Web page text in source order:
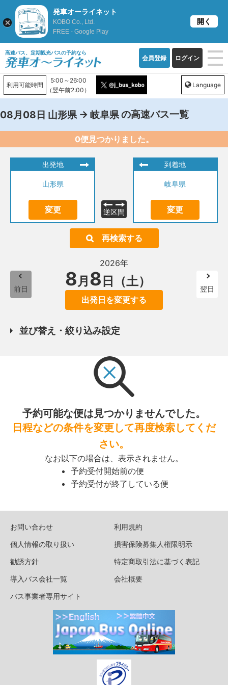
高速バス、定期観光バスの予約なら
会員登録 ログイン
利用可能時間
5:00～26:00
（翌午前2:00）
Language
08月08日 山形県 → 岐阜県の高速バス一覧
0便見つかりました。
出発地
山形県
変更 逆区間
到着地
岐阜県
変更
再検索する
前日
2026年
8月 8 日（土）
出発日を変更する
翌日
並び替え・絞り込み設定
予約可能な便は見つかりませんでした。
日程などの条件を変更して再度検索してくだ
さい。
なお以下の場合は、表示されません。
予約受付開始前の便
予約受付が終了している便
お問い合わせ
利用規約
個人情報の取り扱い
損害保険募集人権限明示
勧誘方針
特定商取引法に基づく表記
導入バス会社一覧
会社概要
バス事業者専用サイト
発車オーライネット
KOBO Co., Ltd.
FREE - Google Play
開く